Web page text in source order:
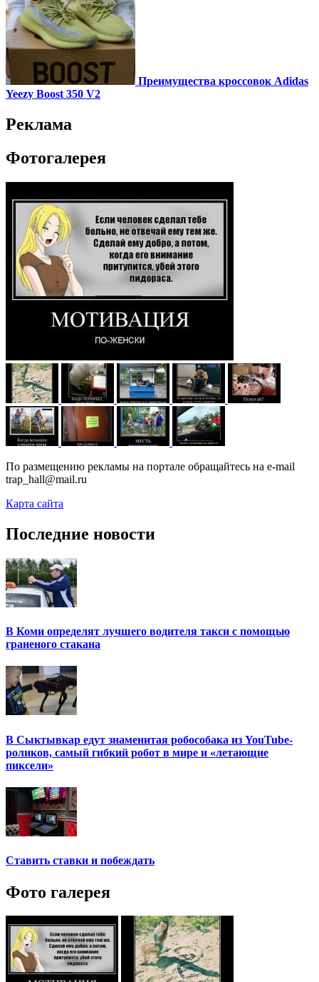
Преимущества кроссовок Adidas
Yeezy Boost 350 V2
Реклама
Фотогалерея
По размещению рекламы на портале обращайтесь на e-mail
trap_hall@mail.ru
Карта сайта
Последние новости
В Коми определят лучшего водителя такси с помощью
граненого стакана
В Сыктывкар едут знаменитая робособака из YouTube-
роликов, самый гибкий робот в мире и «летающие
пиксели»
Ставить ставки и побеждать
Фото галерея